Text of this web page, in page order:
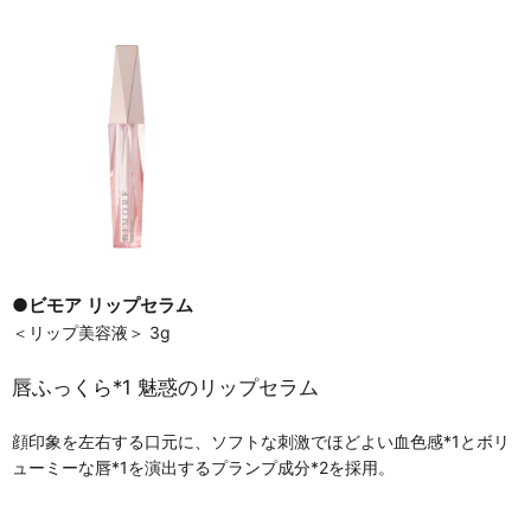
●ビモア リップセラム
＜リップ美容液＞ 3g
唇ふっくら*1 魅惑のリップセラム
顔印象を左右する口元に、ソフトな刺激でほどよい血色感*1とボリ
ューミーな唇*1を演出するプランプ成分*2を採用。